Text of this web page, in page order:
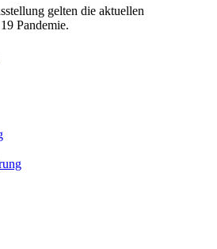
gelten die aktuellen
Pandemie.